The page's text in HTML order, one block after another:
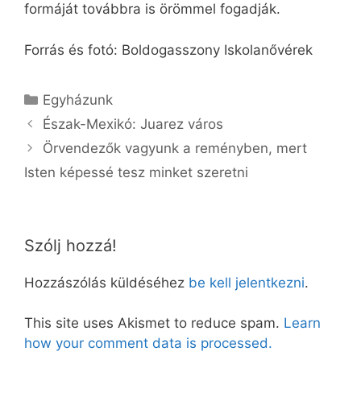
formáját továbbra is örömmel fogadják.
Forrás és fotó: Boldogasszony Iskolanővérek
Kategória
Egyházunk
Észak-Mexikó: Juarez város
Örvendezők vagyunk a reményben, mert
Isten képessé tesz minket szeretni
Szólj hozzá!
Hozzászólás küldéséhez be kell jelentkezni.
This site uses Akismet to reduce spam. Learn
how your comment data is processed.